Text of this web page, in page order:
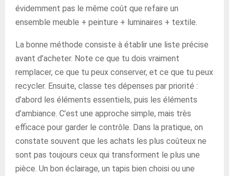
évidemment pas le même coût que refaire un
ensemble meuble + peinture + luminaires + textile.
La bonne méthode consiste à établir une liste précise
avant d’acheter. Note ce que tu dois vraiment
remplacer, ce que tu peux conserver, et ce que tu peux
recycler. Ensuite, classe tes dépenses par priorité :
d’abord les éléments essentiels, puis les éléments
d’ambiance. C’est une approche simple, mais très
efficace pour garder le contrôle. Dans la pratique, on
constate souvent que les achats les plus coûteux ne
sont pas toujours ceux qui transforment le plus une
pièce. Un bon éclairage, un tapis bien choisi ou une